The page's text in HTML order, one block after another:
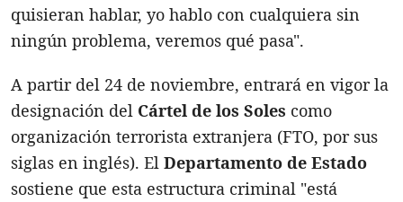
quisieran hablar, yo hablo con cualquiera sin
ningún problema, veremos qué pasa".
A partir del 24 de noviembre, entrará en vigor la
designación del Cártel de los Soles como
organización terrorista extranjera (FTO, por sus
siglas en inglés). El Departamento de Estado
sostiene que esta estructura criminal "está